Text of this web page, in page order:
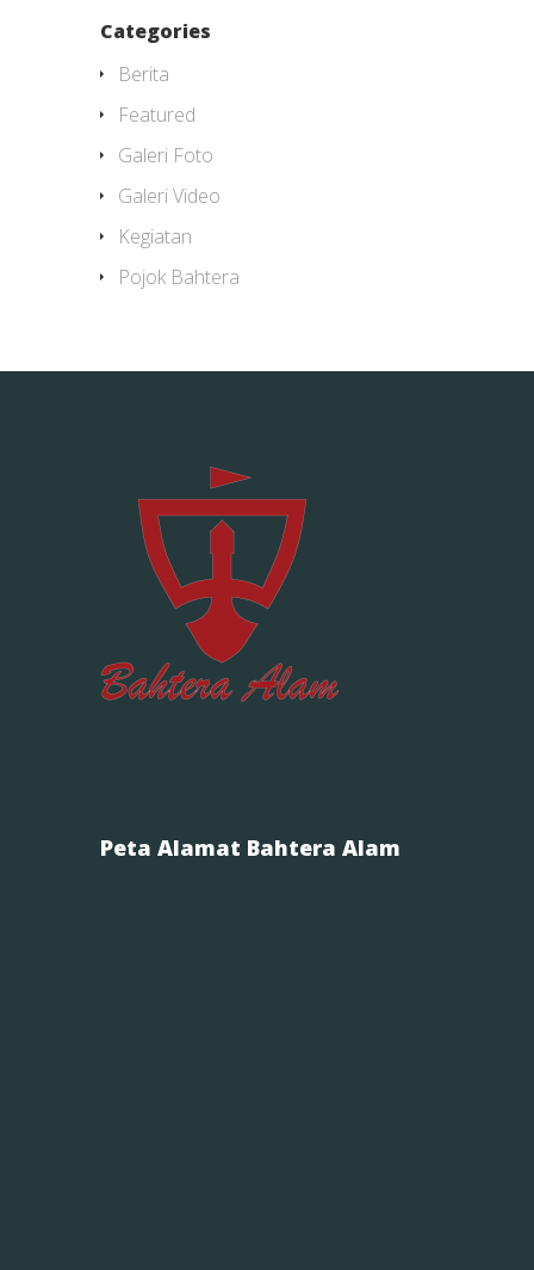
Categories
Berita
Featured
Galeri Foto
Galeri Video
Kegiatan
Pojok Bahtera
Peta Alamat Bahtera Alam